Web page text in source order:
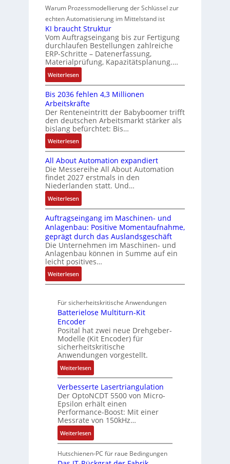
r
a
c
h
u
e
s
s
u
n
g
n
d
Z
u
s
a
n
d
s
b
e
r
w
a
u
g
o
i
n
F
a
n
u
c
C
N
C
-
S
y
s
t
e
m
e
u
n
g
b
e
s
t
ä
t
i
g
t
R
e
i
f
e
g
r
a
d
M
L
3
f
s
i
c
h
e
r
e
E
n
t
w
i
c
k
l
u
f
ü
r
m
u
l
v
a
r
i
a
b
l
e
S
t
e
u
e
r
u
n
g
a
h
t
l
o
s
e
I
n
t
e
g
r
a
t
i
o
n
v
o
n
G
V
u
n
d
R
o
o
t
i
k
Warum Prozessmodellierung der Schlüssel zur
echten Automatisierung im Mittelstand ist
KI braucht Struktur
Vom Auftragseingang bis zur Fertigung
durchlaufen Bestellungen zahlreiche
ERP-Schritte – Datenerfassung,
Materialprüfung, Kapazitätsplanung.…
Weiterlesen:
K
I
b
r
a
u
c
h
t
S
t
r
u
k
t
u
r
Bis 2036 fehlen 4,3 Millionen
Arbeitskräfte
Der Renteneintritt der Babyboomer trifft
den deutschen Arbeitsmarkt stärker als
bislang befürchtet: Bis…
Weiterlesen:
B
i
s
2
0
3
6
f
e
h
l
e
n
4
,
M
i
l
l
i
o
n
e
n
A
r
b
e
i
t
s
k
All About Automation expandiert
Die Messereihe All About Automation
findet 2027 erstmals in den
Niederlanden statt. Und…
Weiterlesen:
A
l
l
A
b
o
u
t
A
t
o
m
a
t
i
x
p
a
n
d
i
e
r
Auftragseingang im Maschinen- und
Anlagenbau: Positive Momentaufnahme,
geprägt durch das Auslandsgeschäft
Die Unternehmen im Maschinen- und
Anlagenbau können in Summe auf ein
leicht positives…
Weiterlesen:
A
f
t
r
a
g
s
e
i
n
g
a
n
g
i
m
Für sicherheitskritische Anwendungen
Batterielose Multiturn-Kit
Encoder
Posital hat zwei neue Drehgeber-
Modelle (Kit Encoder) für
sicherheitskritische
Anwendungen vorgestellt.
Weiterlesen:
B
a
t
t
e
r
i
e
l
Verbesserte Lasertriangulation
Der OptoNCDT 5500 von Micro-
Epsilon erhält einen
Performance-Boost: Mit einer
Messrate von 150kHz…
Weiterlesen:
V
e
r
Hutschienen-PC für raue Bedingungen